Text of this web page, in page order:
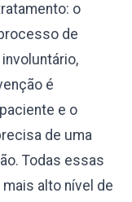
o
de
é
e o
de uma
Todas essas
alto nível de